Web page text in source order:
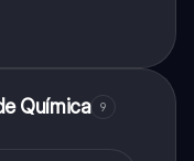
Química 9